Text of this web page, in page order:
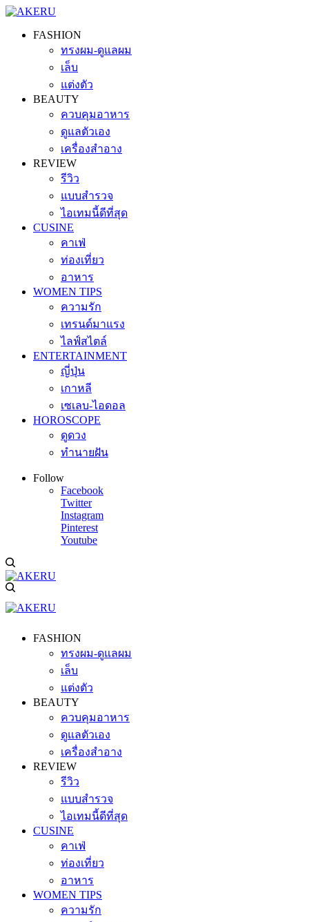
FASHION
ทรงผม-ดูแลผม
เล็บ
แต่งตัว
BEAUTY
ควบคุมอาหาร
ดูแลตัวเอง
เครื่องสำอาง
REVIEW
รีวิว
แบบสำรวจ
ไอเทมนี้ดีที่สุด
CUSINE
คาเฟ่
ท่องเที่ยว
อาหาร
WOMEN TIPS
ความรัก
เทรนด์มาแรง
ไลฟ์สไตล์
ENTERTAINMENT
ญี่ปุ่น
เกาหลี
เซเลบ-ไอดอล
HOROSCOPE
ดูดวง
ทำนายฝัน
Follow
Facebook
Twitter
Instagram
Pinterest
Youtube
FASHION
ทรงผม-ดูแลผม
เล็บ
แต่งตัว
BEAUTY
ควบคุมอาหาร
ดูแลตัวเอง
เครื่องสำอาง
REVIEW
รีวิว
แบบสำรวจ
ไอเทมนี้ดีที่สุด
CUSINE
คาเฟ่
ท่องเที่ยว
อาหาร
WOMEN TIPS
ความรัก